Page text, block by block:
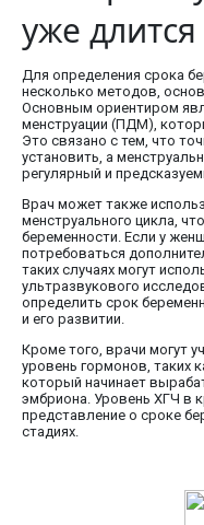
уже
Для определения срока
несколько методов,
Основным ориентиром
менструации (ПДМ),
Это связано с тем, что
установить, а
регулярный и
Врач может также
менструального цикла,
беременности. Если у
потребоваться
таких случаях могут
ультразвукового
определить срок
и его развитии.
Кроме того, врачи могут
уровень гормонов, таких
который начинает
эмбриона. Уровень ХГЧ в
представление о сроке
стадиях.